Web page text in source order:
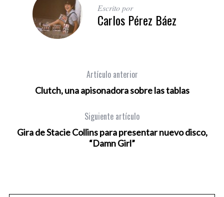
Escrito por
Carlos Pérez Báez
Artículo anterior
Clutch, una apisonadora sobre las tablas
Siguiente artículo
Gira de Stacie Collins para presentar nuevo disco,
“Damn Girl”